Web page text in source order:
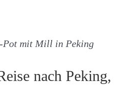
Pot mit Mill in Peking
nach Peking,